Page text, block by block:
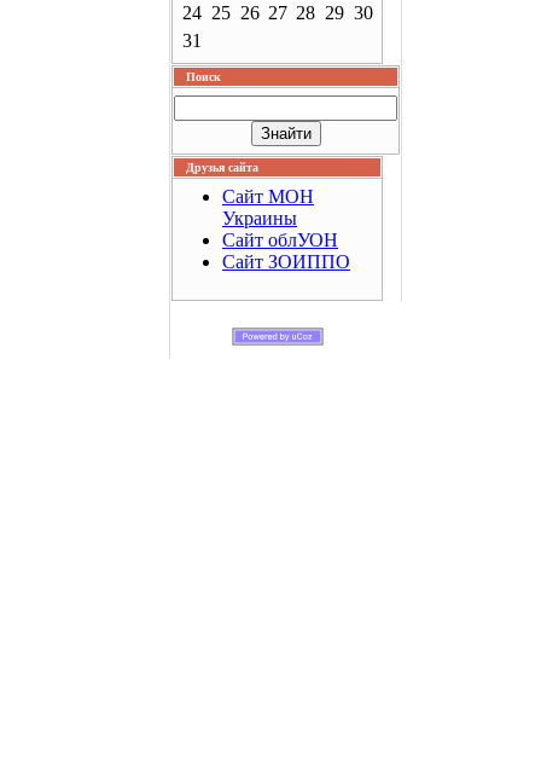
24 25 26 27 28 29 30
31
Поиск
Друзья сайта
Сайт МОН
Украины
Сайт облУОН
Сайт ЗОИППО